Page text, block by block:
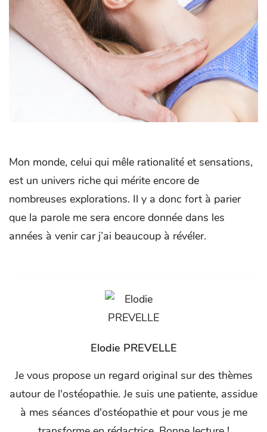
Mon monde, celui qui mêle rationalité et sensations,
est un univers riche qui mérite encore de
nombreuses explorations. Il y a donc fort à parier
que la parole me sera encore donnée dans les
années à venir car j’ai beaucoup à révéler.
Elodie PREVELLE
Je vous propose un regard original sur des thèmes
autour de l'ostéopathie. Je suis une patiente, assidue
à mes séances d'ostéopathie et pour vous je me